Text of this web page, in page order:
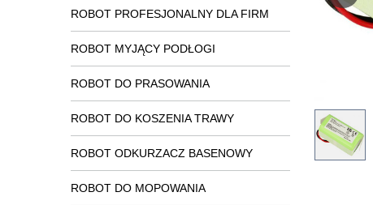
ROBOT PROFESJONALNY DLA FIRM
ROBOT MYJĄCY PODŁOGI
ROBOT DO PRASOWANIA
ROBOT DO KOSZENIA TRAWY
ROBOT ODKURZACZ BASENOWY
ROBOT DO MOPOWANIA